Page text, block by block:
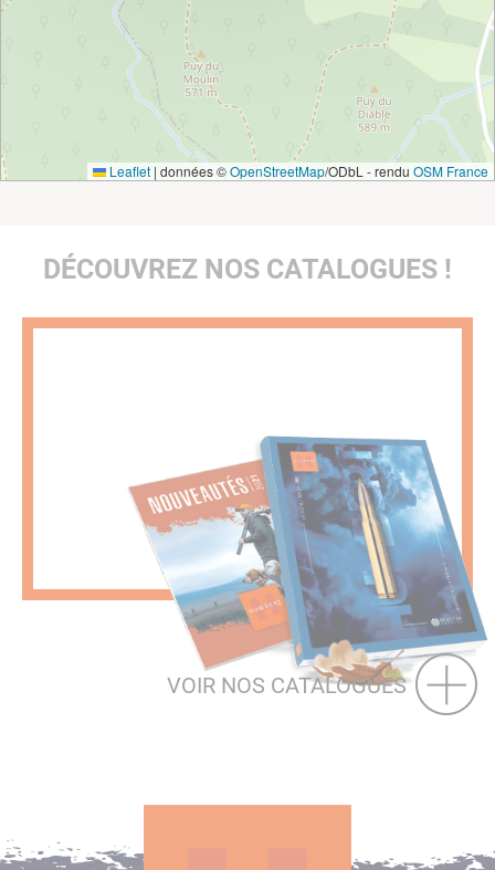
Leaflet | données ©OpenStreetMap/ODbL - rendu OSM France
DÉCOUVREZ NOS CATALOGUES !
VOIR NOS CATALOGUES